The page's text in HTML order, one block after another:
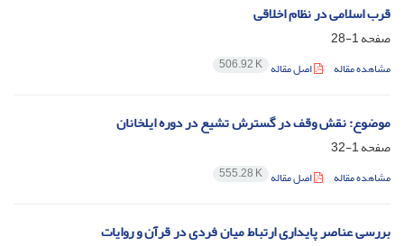
قرب اسلامی در نظام اخلاقی
صفحه1-28
مشاهده مقاله اصل مقاله 506.92 K
موضوع: نقش وقف در گسترش تشیع در دوره ایلخانان
صفحه1-32
مشاهده مقاله اصل مقاله 555.28 K
بررسی عناصر پایداری ارتباط میان فردی در قرآن و روایات